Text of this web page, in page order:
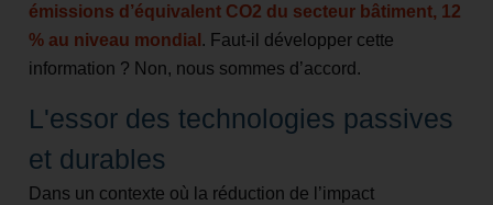
émissions d’équivalent CO2 du secteur bâtiment, 12
% au niveau mondial . Faut-il développer cette
information ? Non, nous sommes d’accord.
L'essor des technologies passives
et durables
Dans un contexte où la réduction de l’impact